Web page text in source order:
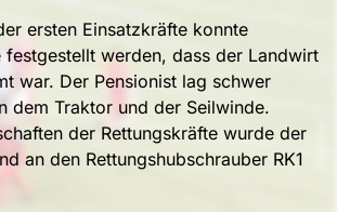
ersten Einsatzkräfte konnte
werden, dass der Landwirt
war. Der Pensionist lag schwer
dem Traktor und der Seilwinde.
der Rettungskräfte wurde der
an den Rettungshubschrauber RK1